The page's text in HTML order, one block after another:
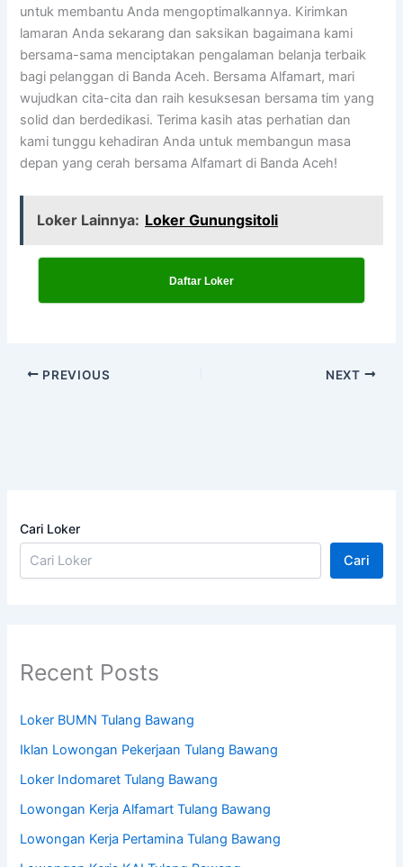
untuk membantu Anda mengoptimalkannya. Kirimkan
lamaran Anda sekarang dan saksikan bagaimana kami
bersama-sama menciptakan pengalaman belanja terbaik
bagi pelanggan di Banda Aceh. Bersama Alfamart, mari
wujudkan cita-cita dan raih kesuksesan bersama tim yang
solid dan berdedikasi. Terima kasih atas perhatian dan
kami tunggu kehadiran Anda untuk membangun masa
depan yang cerah bersama Alfamart di Banda Aceh!
Loker Lainnya: Loker Gunungsitoli
Daftar Loker
PREVIOUS NEXT
Cari Loker
Cari
Recent Posts
Loker BUMN Tulang Bawang
Iklan Lowongan Pekerjaan Tulang Bawang
Loker Indomaret Tulang Bawang
Lowongan Kerja Alfamart Tulang Bawang
Lowongan Kerja Pertamina Tulang Bawang